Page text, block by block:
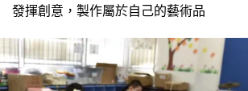
發揮創意，製作屬於自己的藝術品